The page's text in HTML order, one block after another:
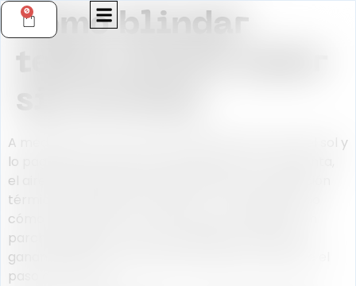
0
Cómo blindar
sin errores
A mediodía, el techo recibe el golpe más duro del sol y
lo paga toda la vivienda. La planta alta se recalienta,
el aire acondicionado trabaja de más y la sensación
térmica se queda horas dentro. Si estás buscando
cómo blindar techo contra calor, no necesitas un
parche rápido, sino una estrategia que reduzca
ganancia térmica, proteja la superficie y aguante el
paso del tiempo.